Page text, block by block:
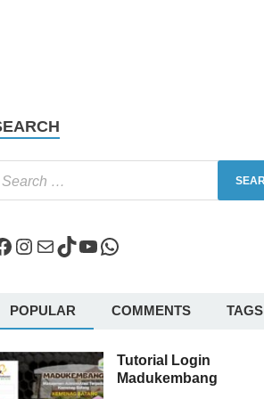
POPULAR COMMENTS TAGS
Tutorial Login
Madukembang